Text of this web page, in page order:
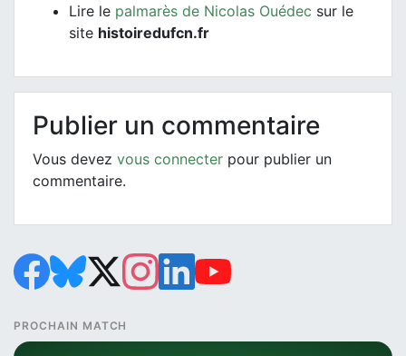
Lire le palmarès de Nicolas Ouédec sur le
site histoiredufcn.fr
Publier un commentaire
Vous devez vous connecter pour publier un
commentaire.
PROCHAIN MATCH